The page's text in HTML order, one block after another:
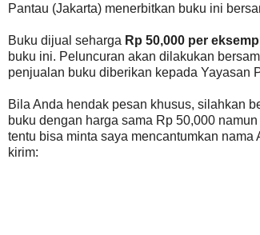
Pantau (Jakarta) menerbitkan buku ini
Buku dijual seharga Rp 50,000 per
buku ini. Peluncuran akan dilakukan
penjualan buku diberikan kepada Yayasan
Bila Anda hendak pesan khusus, silahkan
buku dengan harga sama Rp 50,000
tentu bisa minta saya mencantumkan
kirim: